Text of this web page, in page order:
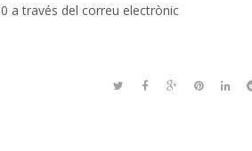
a través del correu electrònic